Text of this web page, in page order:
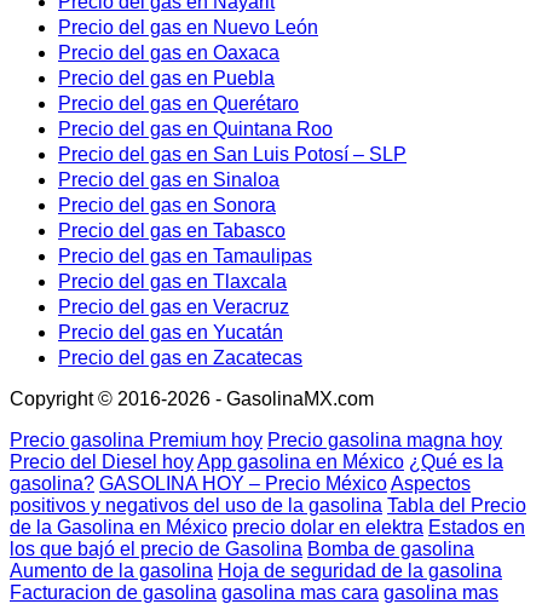
Precio del gas en Nuevo León
Precio del gas en Oaxaca
Precio del gas en Puebla
Precio del gas en Querétaro
Precio del gas en Quintana Roo
Precio del gas en San Luis Potosí – SLP
Precio del gas en Sinaloa
Precio del gas en Sonora
Precio del gas en Tabasco
Precio del gas en Tamaulipas
Precio del gas en Tlaxcala
Precio del gas en Veracruz
Precio del gas en Yucatán
Precio del gas en Zacatecas
Copyright © 2016-2026 - GasolinaMX.com
Precio gasolina Premium hoy Precio gasolina magna hoy
Precio del Diesel hoyApp gasolina en México ¿Qué es la
gasolina? GASOLINA HOY – Precio MéxicoAspectos
positivos y negativos del uso de la gasolina Tabla del Precio
de la Gasolina en México precio dolar en elektra Estados en
los que bajó el precio de Gasolina Bomba de gasolina
Aumento de la gasolina Hoja de seguridad de la gasolina
Facturacion de gasolina gasolina mas cara gasolina mas